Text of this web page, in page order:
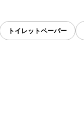
トイレットペーパー